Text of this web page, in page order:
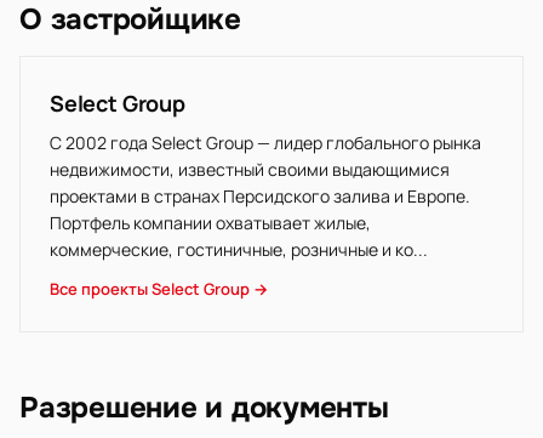
О застройщике
Select Group
С 2002 года Select Group — лидер глобального рынка
недвижимости, известный своими выдающимися
проектами в странах Персидского залива и Европе.
Портфель компании охватывает жилые,
коммерческие, гостиничные, розничные и ко...
Все проекты Select Group →
Разрешение и документы